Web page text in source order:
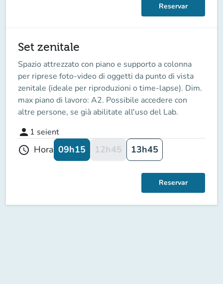
Reservar
Set zenitale
Spazio attrezzato con piano e supporto a colonna
per riprese foto-video di oggetti da punto di vista
zenitale (ideale per riproduzioni o time-lapse). Dim.
max piano di lavoro: A2. Possibile accedere con
altre persone, se già abilitate all'uso del Lab.
person 1 seient
schedule Hora 09h15 12h45 13h45
Reservar